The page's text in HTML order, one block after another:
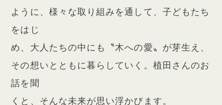
ように、様々な取り組みを通して、子どもたち
をはじ
め、大人たちの中にも〝木への愛〟が芽生え、
その想いとともに暮らしていく。植田さんのお
話を聞
くと、そんな未来が思い浮かびます。